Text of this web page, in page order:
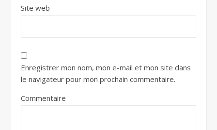
Site web
Enregistrer mon nom, mon e-mail et mon site dans
le navigateur pour mon prochain commentaire.
Commentaire